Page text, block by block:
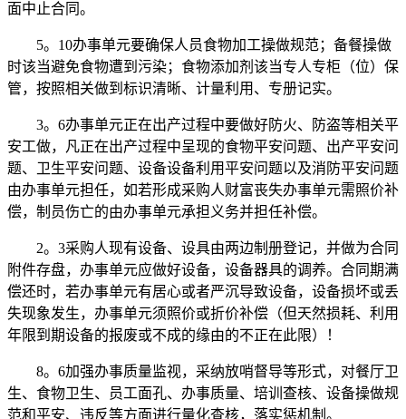
面中止合同。
5。10办事单元要确保人员食物加工操做规范；备餐操做
时该当避免食物遭到污染；食物添加剂该当专人专柜（位）保
管，按照相关做到标识清晰、计量利用、专册记实。
3。6办事单元正在出产过程中要做好防火、防盗等相关平
安工做，凡正在出产过程中呈现的食物平安问题、出产平安问
题、卫生平安问题、设备设备利用平安问题以及消防平安问题
由办事单元担任，如若形成采购人财富丧失办事单元需照价补
偿，制员伤亡的由办事单元承担义务并担任补偿。
2。3采购人现有设备、设具由两边制册登记，并做为合同
附件存盘，办事单元应做好设备，设备器具的调养。合同期满
偿还时，若办事单元有居心或者严沉导致设备，设备损坏或丢
失现象发生，办事单元须照价或折价补偿（但天然损耗、利用
年限到期设备的报废或不成的缘由的不正在此限）！
8。6加强办事质量监视，采纳放哨督导等形式，对餐厅卫
生、食物卫生、员工面孔、办事质量、培训查核、设备操做规
范和平安、违反等方面进行量化查核，落实惩机制。